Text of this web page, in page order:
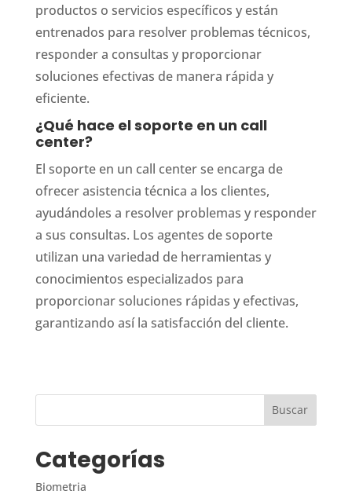
productos o servicios específicos y están
entrenados para resolver problemas técnicos,
responder a consultas y proporcionar
soluciones efectivas de manera rápida y
eficiente.
¿Qué hace el soporte en un call
center?
El soporte en un call center se encarga de
ofrecer asistencia técnica a los clientes,
ayudándoles a resolver problemas y responder
a sus consultas. Los agentes de soporte
utilizan una variedad de herramientas y
conocimientos especializados para
proporcionar soluciones rápidas y efectivas,
garantizando así la satisfacción del cliente.
Categorías
Biometria